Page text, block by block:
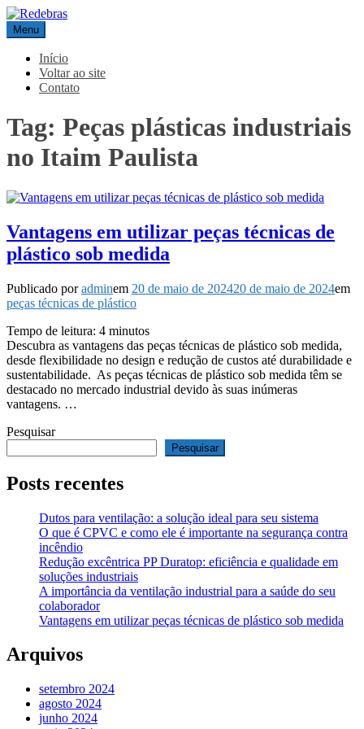
Pular
para
o
conteúdo
Redebras
Menu
Início
Voltar ao site
Contato
Tag: Peças plásticas industriais
no Itaim Paulista
Vantagens em utilizar peças técnicas de
plástico sob medida
Publicado poradminem 20 de maio de 202420 de maio de 2024em
peças técnicas de plástico
Tempo de leitura: 4 minutos
Descubra as vantagens das peças técnicas de plástico sob medida,
desde flexibilidade no design e redução de custos até durabilidade e
sustentabilidade. As peças técnicas de plástico sob medida têm se
destacado no mercado industrial devido às suas inúmeras
vantagens. …
Pesquisar
Pesquisar
Posts recentes
Dutos para ventilação: a solução ideal para seu sistema
O que é CPVC e como ele é importante na segurança contra
incêndio
Redução excêntrica PP Duratop: eficiência e qualidade em
soluções industriais
A importância da ventilação industrial para a saúde do seu
colaborador
Vantagens em utilizar peças técnicas de plástico sob medida
Arquivos
setembro 2024
agosto 2024
junho 2024